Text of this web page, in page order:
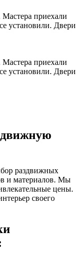
приехали
установили. Двери
приехали
установили. Двери
раздвижных
и материалов. Мы
цены.
своего